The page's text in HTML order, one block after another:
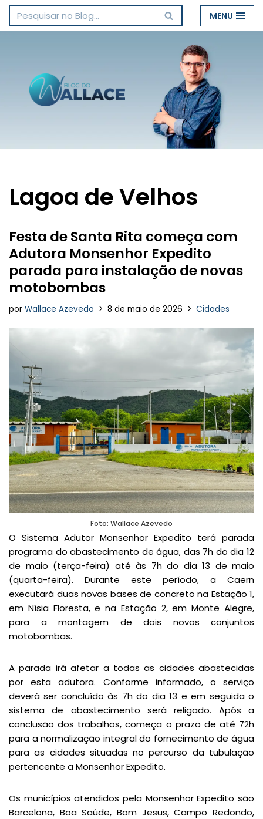
Pular
conteúdo
MENU
Lagoa de Velhos
Festa de Santa Rita começa com
Adutora Monsenhor Expedito
parada para instalação de novas
motobombas
por Wallace Azevedo 8 de maio de 2026 Cidades
Foto: Wallace Azevedo
O Sistema Adutor Monsenhor Expedito terá parada
programa do abastecimento de água, das 7h do dia 12
de maio (terça-feira) até às 7h do dia 13 de maio
(quarta-feira). Durante este período, a Caern
executará duas novas bases de concreto na Estação 1,
em Nísia Floresta, e na Estação 2, em Monte Alegre,
para a montagem de dois novos conjuntos
motobombas.
A parada irá afetar a todas as cidades abastecidas
por esta adutora. Conforme informado, o serviço
deverá ser concluído às 7h do dia 13 e em seguida o
sistema de abastecimento será religado. Após a
conclusão dos trabalhos, começa o prazo de até 72h
para a normalização integral do fornecimento de água
para as cidades situadas no percurso da tubulação
pertencente a Monsenhor Expedito.
Os municípios atendidos pela Monsenhor Expedito são
Barcelona, Boa Saúde, Bom Jesus, Campo Redondo,